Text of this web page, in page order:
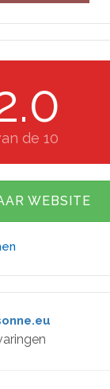
de 10
WEBSITE